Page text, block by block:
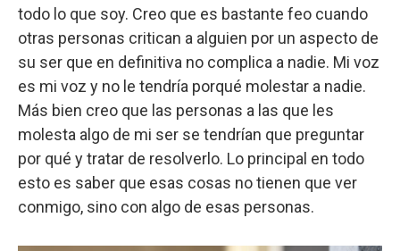
todo lo que soy. Creo que es bastante feo cuando
otras personas critican a alguien por un aspecto de
su ser que en definitiva no complica a nadie. Mi voz
es mi voz y no le tendría porqué molestar a nadie.
Más bien creo que las personas a las que les
molesta algo de mi ser se tendrían que preguntar
por qué y tratar de resolverlo. Lo principal en todo
esto es saber que esas cosas no tienen que ver
conmigo, sino con algo de esas personas.